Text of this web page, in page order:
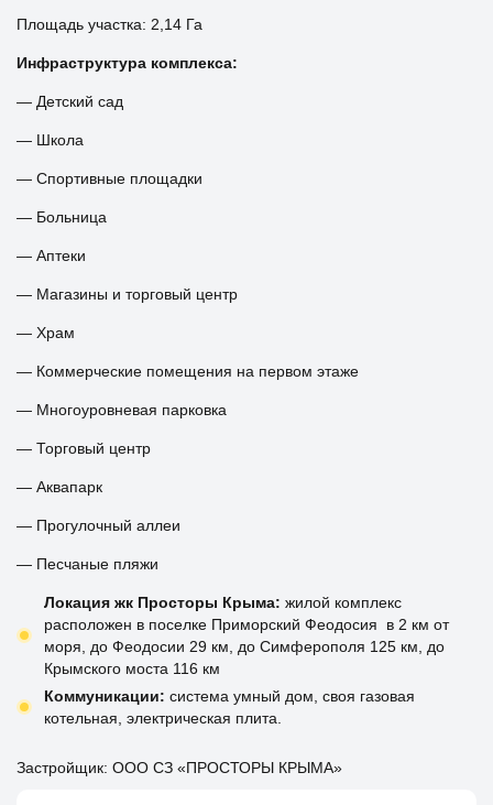
Площадь участка: 2,14 Га
Инфраструктура комплекса:
— Детский сад
— Школа
— Спортивные площадки
— Больница
— Аптеки
— Магазины и торговый центр
— Храм
— Коммерческие помещения на первом этаже
— Многоуровневая парковка
— Торговый центр
— Аквапарк
— Прогулочный аллеи
— Песчаные пляжи
Локация жк Просторы Крыма: жилой комплекс
расположен в поселке Приморский Феодосия в 2 км от
моря, до Феодосии 29 км, до Симферополя 125 км, до
Крымского моста 116 км
Коммуникации: система умный дом, своя газовая
котельная, электрическая плита.
Застройщик: ООО СЗ «ПРОСТОРЫ КРЫМА»